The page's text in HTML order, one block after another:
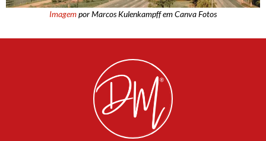
Imagempor Marcos Kulenkampff em Canva Fotos